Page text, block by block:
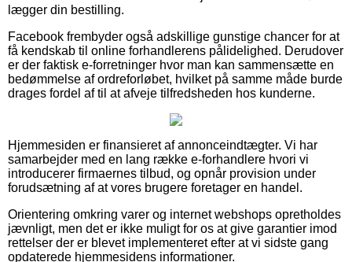
lægger din bestilling.
Facebook frembyder også adskillige gunstige chancer for at
få kendskab til online forhandlerens pålidelighed. Derudover
er der faktisk e-forretninger hvor man kan sammensætte en
bedømmelse af ordreforløbet, hvilket på samme måde burde
drages fordel af til at afveje tilfredsheden hos kunderne.
Hjemmesiden er finansieret af annonceindtægter. Vi har
samarbejder med en lang række e-forhandlere hvori vi
introducerer firmaernes tilbud, og opnår provision under
forudsætning af at vores brugere foretager en handel.
Orientering omkring varer og internet webshops opretholdes
jævnligt, men det er ikke muligt for os at give garantier imod
rettelser der er blevet implementeret efter at vi sidste gang
opdaterede hjemmesidens informationer.